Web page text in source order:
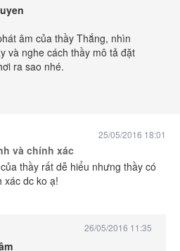
âm của thầy Thắng, nhìn
và nghe cách thầy mô tả đặt
ra sao nhé.
25/05/2016 18:01
và chính xác
thầy rất dễ hiểu nhưng thầy có
xác dc ko ạ!
26/05/2016 11:35